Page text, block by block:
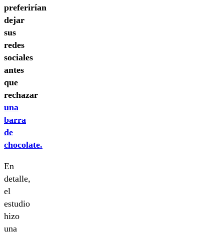
preferirían
dejar
sus
redes
sociales
antes
que
rechazar
una
barra
de
chocolate.
En
detalle,
el
estudio
hizo
una